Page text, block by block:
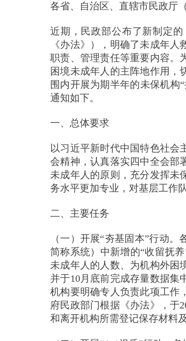
各省、自治区、直辖市民政厅
近期，民政部公布了新制定
《办法》），明确了未成年
职责、管理责任等重要内容。
困境未成年人的主阵地作用，
围内开展为期半年的未保机构
通知如下。
一、总体要求
以习近平新时代中国特色社会
会精神，认真落实四中全会部
未成年人的原则，充分发挥未
务水平更加专业，对基层工作
二、主要任务
（一）开展“夯基固本”行动
简称系统）中新增的“收留抚
未成年人的人数、为机构外困
并于10月底前完成存量数据集
机构要明确专人负责此项工作
府民政部门根据《办法》，于
和离开机构所需登记保存材料